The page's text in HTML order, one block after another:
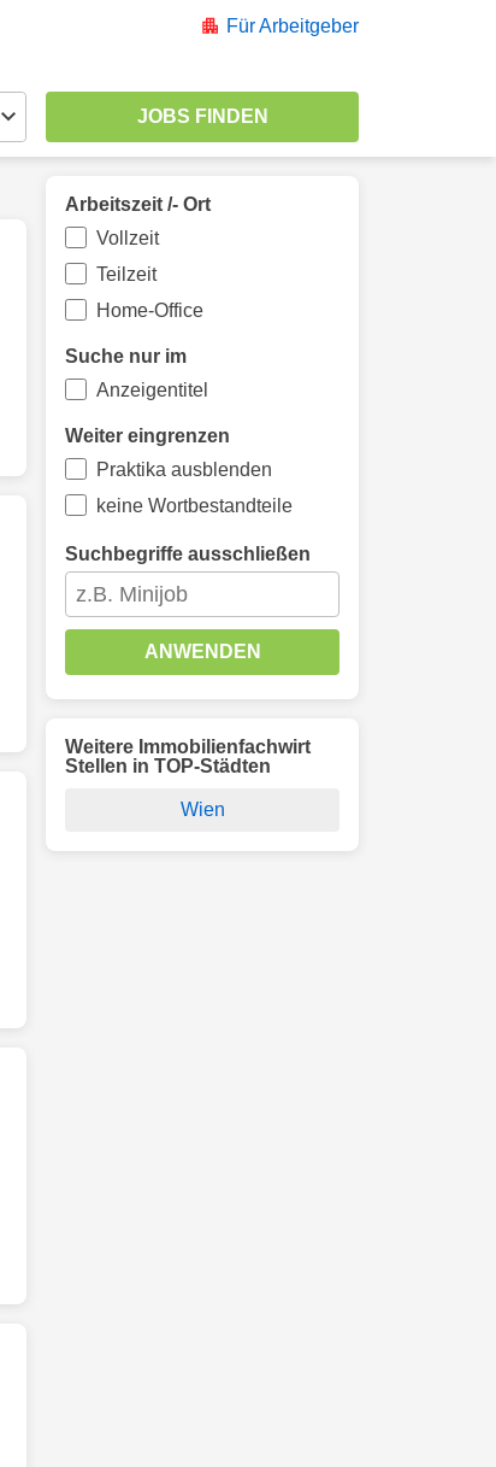
Für Arbeitgeber
Arbeitszeit /- Ort
Vollzeit
Teilzeit
Home-Office
Suche nur im
Anzeigentitel
Weiter eingrenzen
Praktika ausblenden
keine Wortbestandteile
Suchbegriffe ausschließen
ANWENDEN
Weitere Immobilienfachwirt
Stellen in TOP-Städten
Wien